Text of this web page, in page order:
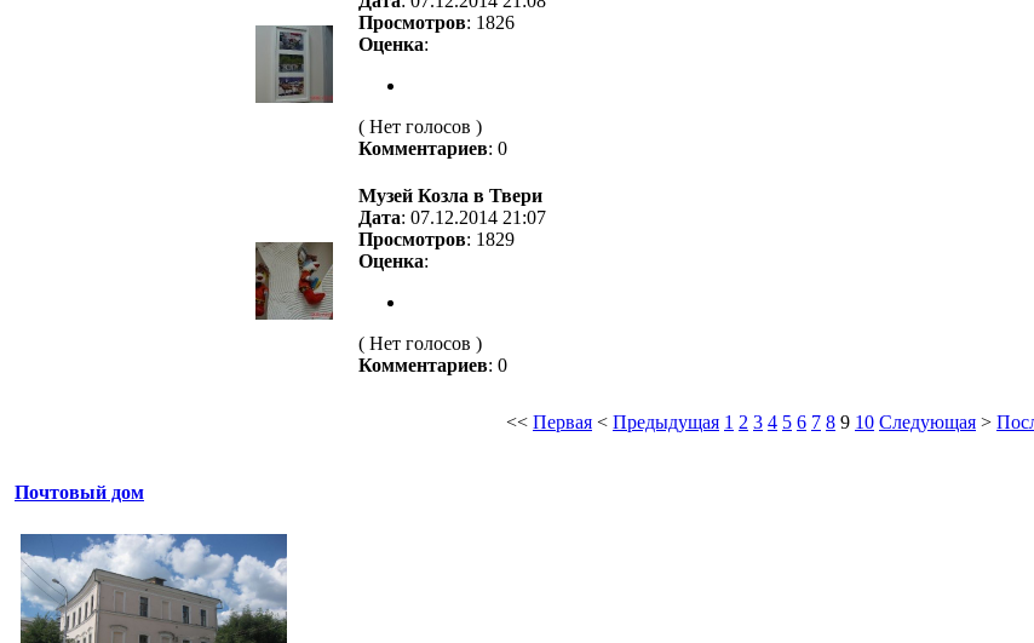
Просмотров: 1826
Оценка:
( Нет голосов )
Комментариев: 0
Музей Козла в Твери
Дата: 07.12.2014 21:07
Просмотров: 1829
Оценка:
( Нет голосов )
Комментариев: 0
<< Первая < Предыдущая 1 2 3 4 5 6 7 8 9 10 Следующая >
Почтовый дом